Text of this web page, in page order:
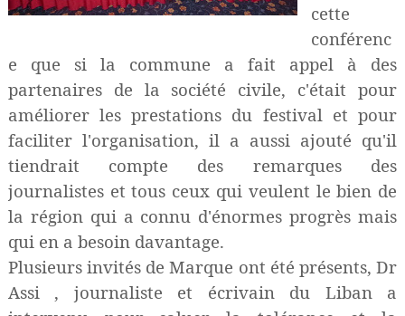
cette
conférenc
e que si la commune a fait appel à des
partenaires de la société civile, c'était pour
améliorer les prestations du festival et pour
faciliter l'organisation, il a aussi ajouté qu'il
tiendrait compte des remarques des
journalistes et tous ceux qui veulent le bien de
la région qui a connu d'énormes progrès mais
qui en a besoin davantage.
Plusieurs invités de Marque ont été présents, Dr
Assi , journaliste et écrivain du Liban a